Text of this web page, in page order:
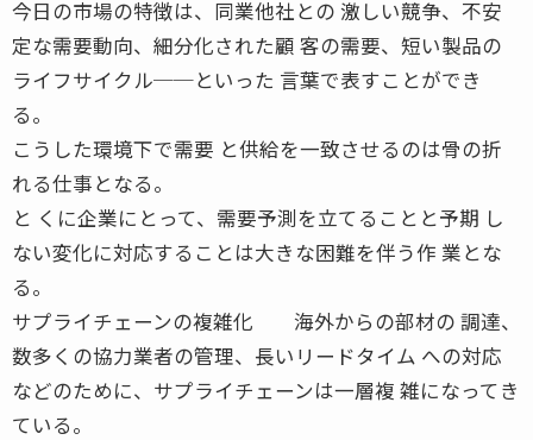
今日の市場の特徴は、同業他社との 激しい競争、不安
定な需要動向、細分化された顧 客の需要、短い製品の
ライフサイクル──といった 言葉で表すことができ
る。
こうした環境下で需要 と供給を一致させるのは骨の折
れる仕事となる。
と くに企業にとって、需要予測を立てることと予期 し
ない変化に対応することは大きな困難を伴う作 業とな
る。
サプライチェーンの複雑化 海外からの部材の 調達、
数多くの協力業者の管理、長いリードタイム への対応
などのために、サプライチェーンは一層複 雑になってき
ている。